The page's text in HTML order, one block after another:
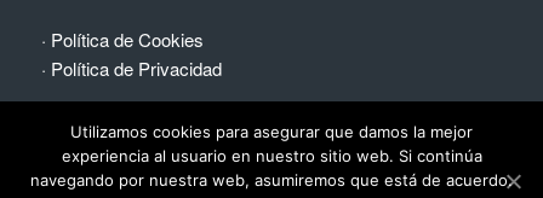
· Política de Cookies
· Política de Privacidad
Utilizamos cookies para asegurar que damos la mejor
experiencia al usuario en nuestro sitio web. Si continúa
navegando por nuestra web, asumiremos que está de acuerdo.